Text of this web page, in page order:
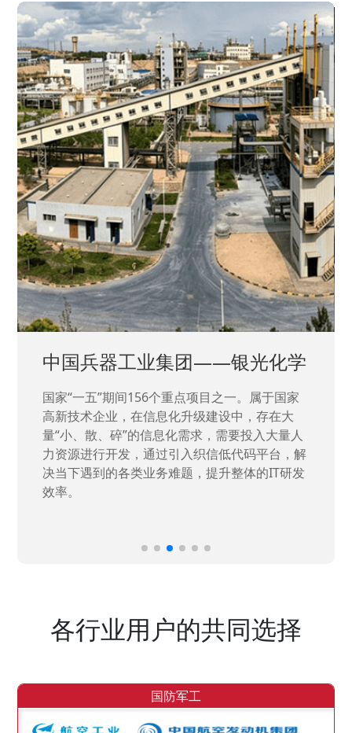
中国兵器工业集团——银光化学
国家“一五”期间156个重点项目之一。属于国家
高新技术企业，在信息化升级建设中，存在大
量“小、散、碎”的信息化需求，需要投入大量人
力资源进行开发，通过引入织信低代码平台，解
决当下遇到的各类业务难题，提升整体的IT研发
效率。
各行业用户的共同选择
国防军工